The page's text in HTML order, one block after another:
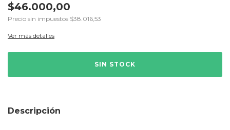
$46.000,00
Precio sin impuestos $38.016,53
Ver más detalles
Descripción